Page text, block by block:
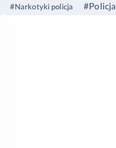
#Narkotyki policja #Policja